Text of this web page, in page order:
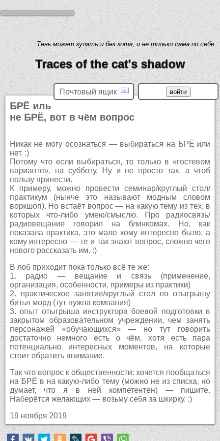
Тень может гулять и без кота, и не только сама по себе...
Traces of the cat's shadow
Почтовый ящик
БРЁ иль
не БРЁ, вот в чём вопрос
Никак не могу осознаться — выбираться на БРЁ или
нет. :)
Потому что если выбираться, то только в «гостевом
варианте», на субботу. Ну и не просто так, а чтоб
пользу принести.
К примеру, можно провести семинар/круглый стол/
практикум (нынче это называют модным словом
воркшоп). Но встаёт вопрос — на какую тему из тех, в
которых что-либо умею/смыслю. Про радиосвязь/
радиовещание говорил на блинкомах. Но, как
показала практика, это мало кому интересно было, а
кому интересно — те и так знают вопрос, сложно чего
нового рассказать им. :)
В лоб приходит пока только всё те же:
1. радио — вещание и связь (применение,
организация, особенности, примеры из практики)
2. практическое занятие/круглый стол по отыгрышу
битья морд (тут нужна компания)
3. опыт отыгрыша инструктора боевой подготовки в
закрытом образовательном учреждении, чем занять
персонажей «обучающихся» — но тут говорить
достаточно немного есть о чём, хотя есть пара
потенциально интересных моментов, на которые
стоит обратить внимание.
Так что вопрос к общественности: хочется пообщаться
на БРЁ в на какую-либо тему (можно не из списка, но
думает, что я в ней компетентен) — пишите.
Наберётся желающих — возьму себя за шкирку. :)
19 ноября 2019